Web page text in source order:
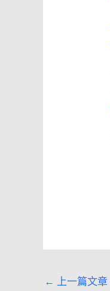
← 上一篇文章